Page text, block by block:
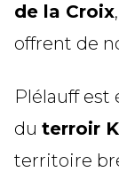
de la Croix
offrent de
Plélauff est
du terroir
territoire